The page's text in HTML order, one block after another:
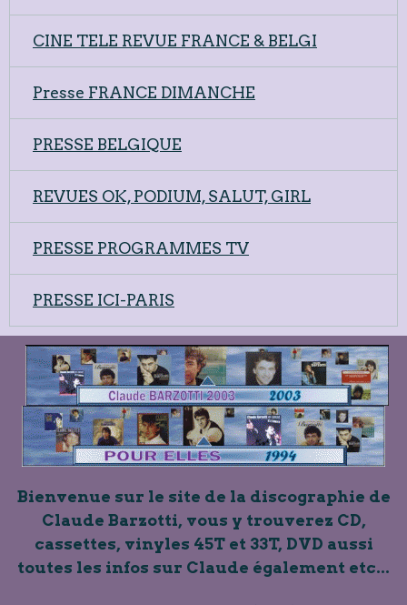
CINE TELE REVUE FRANCE & BELGI
Presse FRANCE DIMANCHE
PRESSE BELGIQUE
REVUES OK, PODIUM, SALUT, GIRL
PRESSE PROGRAMMES TV
PRESSE ICI-PARIS
Bienvenue sur le site de la discographie de
Claude Barzotti, vous y trouverez CD,
cassettes, vinyles 45T et 33T, DVD aussi
toutes les infos sur Claude également etc...